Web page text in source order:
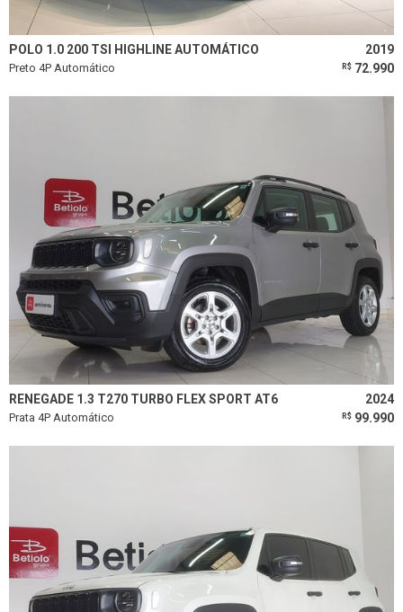
POLO 1.0 200 TSI HIGHLINE AUTOMÁTICO 2019
Preto 4P Automático R$ 72.990
RENEGADE 1.3 T270 TURBO FLEX SPORT AT6 2024
Prata 4P Automático R$ 99.990